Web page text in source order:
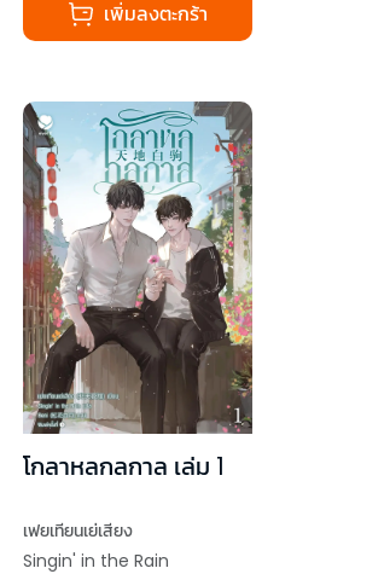
เพิ่มลงตะกร้า
โกลาหลกลกาล เล่ม 1
เฟยเทียนเย่เสียง
Singin' in the Rain